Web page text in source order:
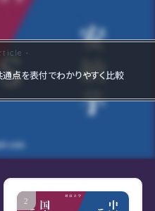
通点を表付でわかりやすく比較